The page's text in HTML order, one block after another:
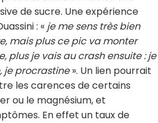
de sucre. Une expérience
: « je me sens très bien
mais plus ce pic va monter
plus je vais au crash ensuite : je
je procrastine». Un lien pourrait
les carences de certains
ou le magnésium, et
En effet un taux de